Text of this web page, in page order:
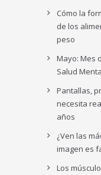
Cómo la
de los
peso
Mayo: Mes
Salud
Pantallas,
necesita
años
¿Ven las
imagen es
Los